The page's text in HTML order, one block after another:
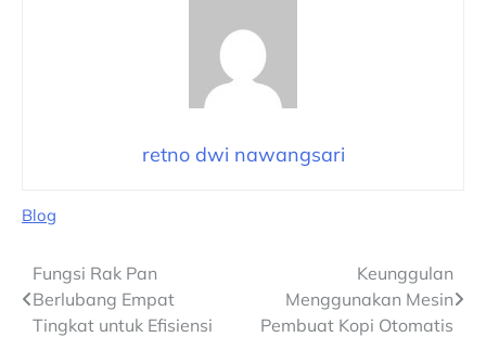
retno dwi nawangsari
Blog
Navigasi
pos
Fungsi Rak Pan
Berlubang Empat
Tingkat untuk Efisiensi
Keunggulan
Menggunakan Mesin
Pembuat Kopi Otomatis